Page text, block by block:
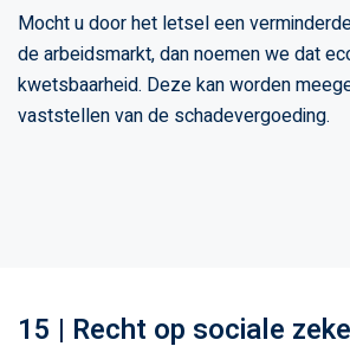
Mocht u door het letsel een
de arbeidsmarkt, dan noemen we dat
kwetsbaarheid. Deze kan worden
vaststellen van de schadevergoeding.
15 | Recht op sociale